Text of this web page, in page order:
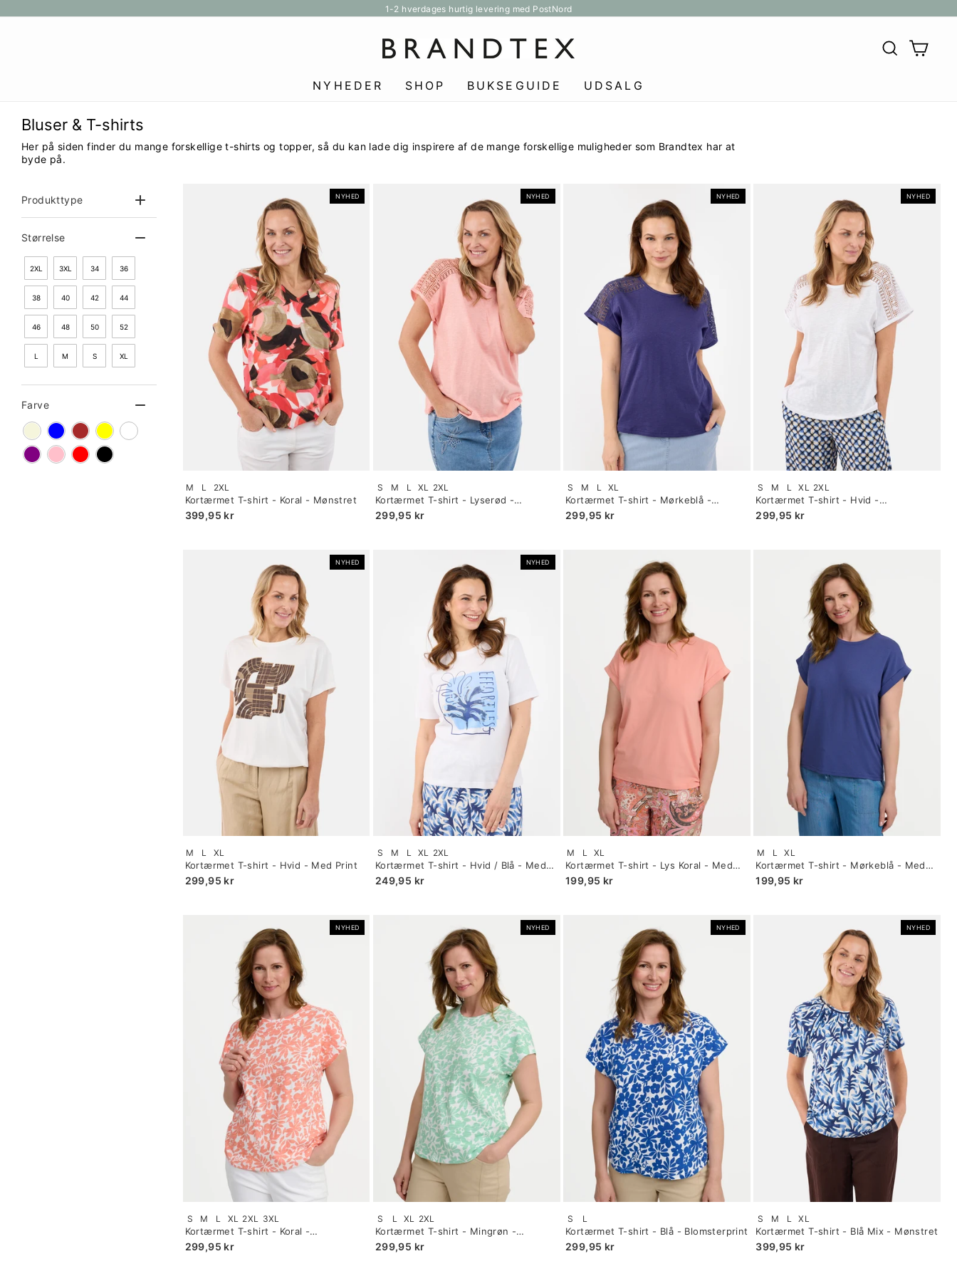
til
slideshow
1-2 hverdages hurtig levering med PostNord
SØG
NYHEDER SHOP BUKSEGUIDE UDSALG
Bluser & T-shirts
Her på siden finder du mange forskellige t-shirts og topper, så du kan lade dig inspirere af de mange forskellige muligheder som Brandtex har at
byde på.
Produkttype
Størrelse
2XL 3XL 34 36
38 40 42 44
46 48 50 52
L M S XL
Farve
NYHED
Kortærmet T-shirt - Koral - Mønstret
399,95 kr
Size:
S
selected
M L 2XL
NYHED
Kortærmet T-shirt - Lyserød -
Blondeærmer
299,95 kr
Size:
S
selected
S M L XL 2XL
NYHED
Kortærmet T-shirt - Mørkeblå -
Blondeærmer
299,95 kr
Size:
S
selected
S M L XL
NYHED
Kortærmet T-shirt - Hvid -
Blondeærmer
299,95 kr
Size:
S
selected
S M L XL 2XL
NYHED
Kortærmet T-shirt - Hvid - Med Print
299,95 kr
Size:
S
selected
M L XL
NYHED
Kortærmet T-shirt - Hvid / Blå - Med
Print
249,95 kr
Size:
S
selected
S M L XL 2XL
Kortærmet T-shirt - Lys Koral - Med
Opsmøg
199,95 kr
Size:
S
selected
M L XL
Kortærmet T-shirt - Mørkeblå - Med
Opsmøg
199,95 kr
Size:
S
selected
M L XL
NYHED
Kortærmet T-shirt - Koral -
Blomsterprint
299,95 kr
Size:
S
selected
S M L XL 2XL 3XL
NYHED
Kortærmet T-shirt - Mingrøn -
Blomsterprint
299,95 kr
Size:
S
selected
S L XL 2XL
NYHED
Kortærmet T-shirt - Blå - Blomsterprint
299,95 kr
Size:
S
selected
S L
NYHED
Kortærmet T-shirt - Blå Mix - Mønstret
399,95 kr
Size:
S
selected
S M L XL